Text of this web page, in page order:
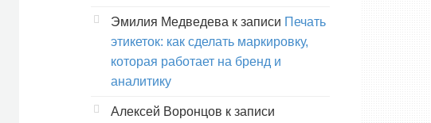
Эмилия Медведева к записи Печать
этикеток: как сделать маркировку,
которая работает на бренд и
аналитику
Алексей Воронцов к записи